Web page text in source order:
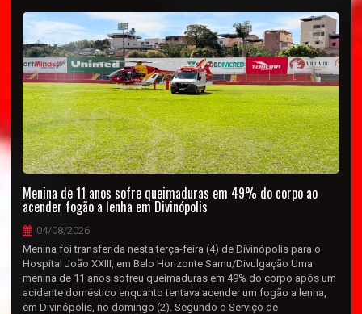
Menina de 11 anos sofre queimaduras em 49% do corpo ao
acender fogão a lenha em Divinópolis
04/08/2026
Menina foi transferida nesta terça-feira (4) de Divinópolis para o
Hospital João XXIII, em Belo Horizonte Samu/Divulgação Uma
menina de 11 anos sofreu queimaduras em 49% do corpo após um
acidente doméstico enquanto tentava acender um fogão a lenha,
em Divinópolis, no domingo (2). Segundo o Serviço de